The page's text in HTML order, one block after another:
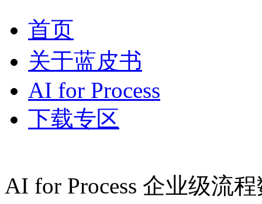
首页
关于蓝皮书
AI for Process
下载专区
AI for Process 企业级流